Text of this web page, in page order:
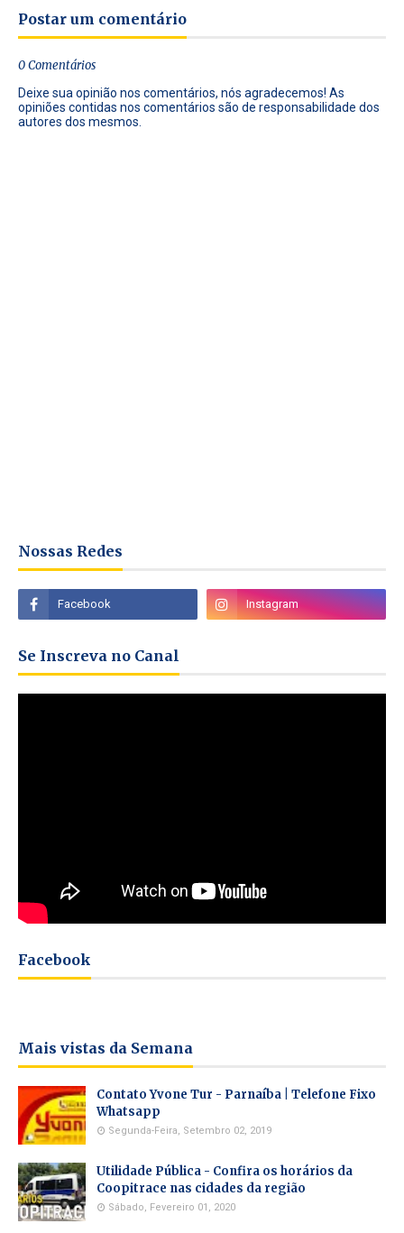
Postar um comentário
0 Comentários
Deixe sua opinião nos comentários, nós agradecemos! As
opiniões contidas nos comentários são de responsabilidade dos
autores dos mesmos.
Nossas Redes
Se Inscreva no Canal
Facebook
Mais vistas da Semana
Contato Yvone Tur - Parnaíba | Telefone Fixo
Whatsapp
Segunda-Feira, Setembro 02, 2019
Utilidade Pública - Confira os horários da
Coopitrace nas cidades da região
Sábado, Fevereiro 01, 2020